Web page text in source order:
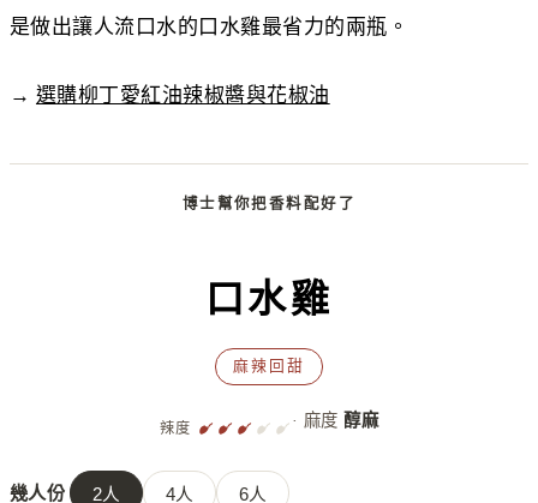
是做出讓人流口水的口水雞最省力的兩瓶。
→ 選購柳丁愛紅油辣椒醬與花椒油
博士幫你把香料配好了
口水雞
麻辣回甜
辣度 · 麻度 醇麻
幾人份 2人 4人 6人